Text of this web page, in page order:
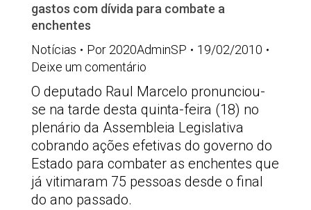
gastos com dívida para combate a
enchentes
Notícias
Por 2020AdminSP
19/02/2010
Deixe um comentário
O deputado Raul Marcelo pronunciou-
se na tarde desta quinta-feira (18) no
plenário da Assembleia Legislativa
cobrando ações efetivas do governo do
Estado para combater as enchentes que
já vitimaram 75 pessoas desde o final
do ano passado.